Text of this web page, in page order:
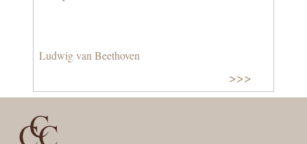
Ludwig van Beethoven
>>>